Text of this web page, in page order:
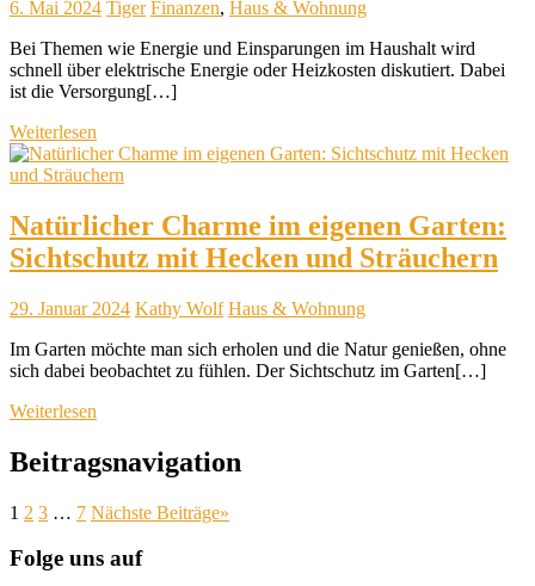
6. Mai 2024 Tiger Finanzen, Haus & Wohnung
Bei Themen wie Energie und Einsparungen im Haushalt wird
schnell über elektrische Energie oder Heizkosten diskutiert. Dabei
ist die Versorgung[…]
Weiterlesen
Natürlicher Charme im eigenen Garten:
Sichtschutz mit Hecken und Sträuchern
29. Januar 2024 Kathy Wolf Haus & Wohnung
Im Garten möchte man sich erholen und die Natur genießen, ohne
sich dabei beobachtet zu fühlen. Der Sichtschutz im Garten[…]
Weiterlesen
Beitragsnavigation
1 2 3 … 7 Nächste Beiträge»
Folge uns auf